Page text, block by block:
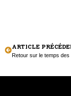
ARTICLE
Retour sur le temps des